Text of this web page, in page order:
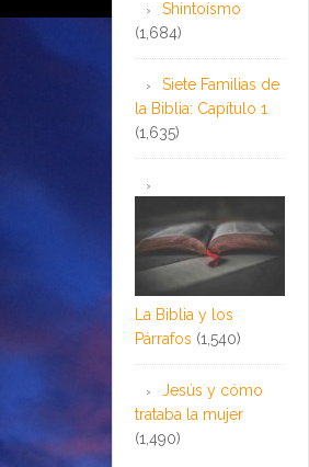
Shintoísmo
(1,684)
Siete Familias de
la Biblia: Capítulo 1
(1,635)
La Biblia y los
Párrafos (1,540)
Jesús y cómo
trataba la mujer
(1,490)